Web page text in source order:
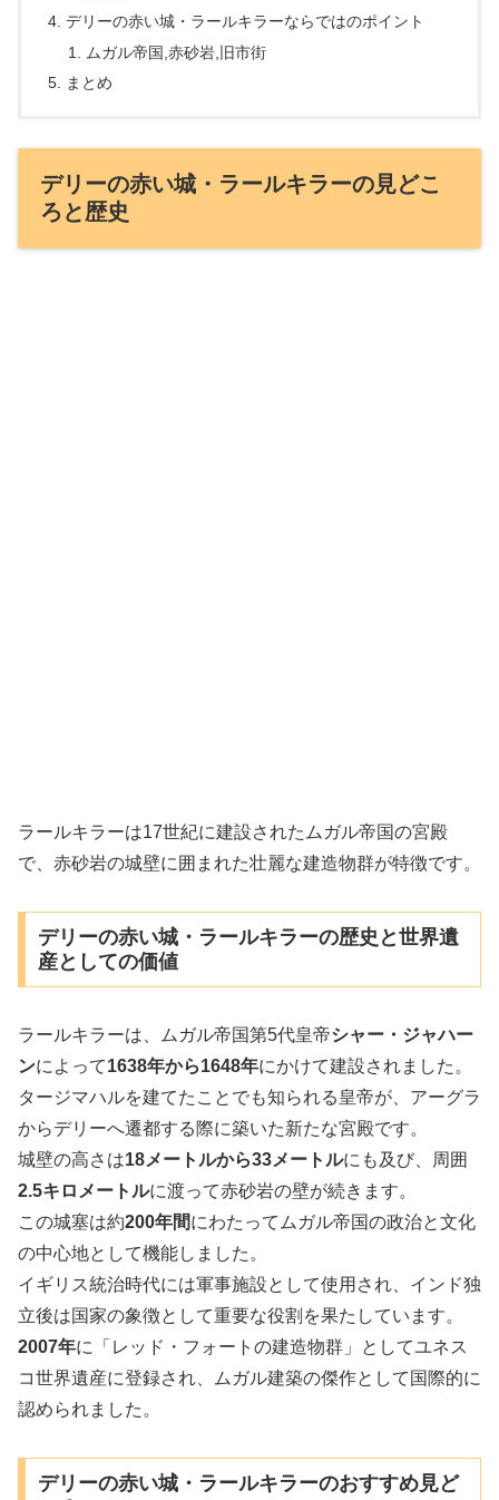
デリーの赤い城・ラールキラーならではのポイント
ムガル帝国,赤砂岩,旧市街
まとめ
デリーの赤い城・ラールキラーの見どこ
ろと歴史
ラールキラーは17世紀に建設されたムガル帝国の宮殿
で、赤砂岩の城壁に囲まれた壮麗な建造物群が特徴です。
デリーの赤い城・ラールキラーの歴史と世界遺
産としての価値
ラールキラーは、ムガル帝国第5代皇帝シャー・ジャハー
ンによって1638年から1648年にかけて建設されました。
タージマハルを建てたことでも知られる皇帝が、アーグラ
からデリーへ遷都する際に築いた新たな宮殿です。
城壁の高さは18メートルから33メートルにも及び、周囲
2.5キロメートルに渡って赤砂岩の壁が続きます。
この城塞は約200年間にわたってムガル帝国の政治と文化
の中心地として機能しました。
イギリス統治時代には軍事施設として使用され、インド独
立後は国家の象徴として重要な役割を果たしています。
2007年に「レッド・フォートの建造物群」としてユネス
コ世界遺産に登録され、ムガル建築の傑作として国際的に
認められました。
デリーの赤い城・ラールキラーのおすすめ見ど